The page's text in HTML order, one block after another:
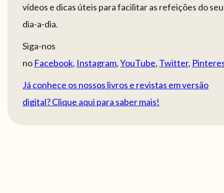
vídeos e dicas úteis para facilitar as refeições do seu
dia-a-dia.
Siga-nos
no Facebook, Instagram,YouTube, Twitter,
Já conhece os nossos livros e revistas em versão
digital? Clique aqui para saber mais!